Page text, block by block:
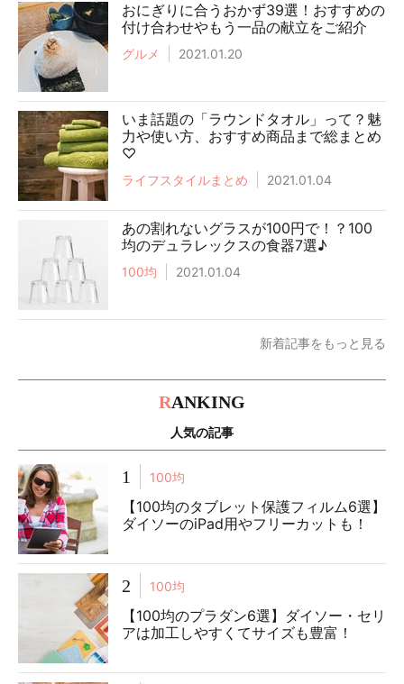
おにぎりに合うおかず39選！おすすめの
付け合わせやもう一品の献立をご紹介
グルメ 2021.01.20
いま話題の「ラウンドタオル」って？魅
力や使い方、おすすめ商品まで総まとめ
♡
ライフスタイルまとめ 2021.01.04
あの割れないグラスが100円で！？100
均のデュラレックスの食器7選♪
100均 2021.01.04
新着記事をもっと見る
RANKING
人気の記事
1 100均
【100均のタブレット保護フィルム6選】
ダイソーのiPad用やフリーカットも！
2 100均
【100均のプラダン6選】ダイソー・セリ
アは加工しやすくてサイズも豊富！